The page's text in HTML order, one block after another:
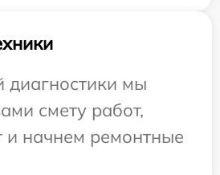
диагностики мы
смету работ,
и начнем ремонтные